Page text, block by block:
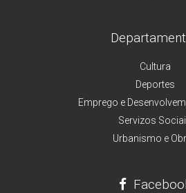
Cultura
Deportes
Emprego e
Servizos
Urbanismo e